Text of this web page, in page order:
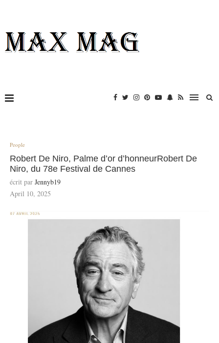
People
Robert De Niro, Palme d’or d’honneurRobert De
Niro, du 78e Festival de Cannes
écrit par Jennyb19
April 10, 2025